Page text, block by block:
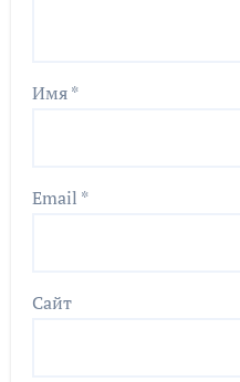
Имя*
Email *
Сайт